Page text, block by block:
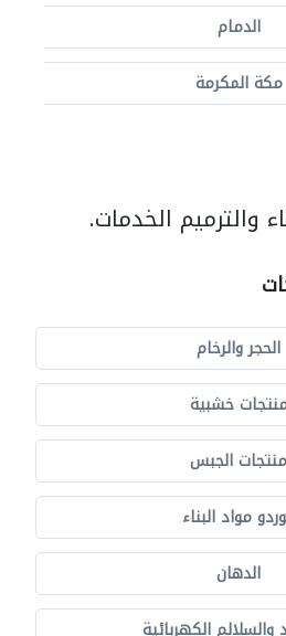
الدمام
مكة المكرمة
والترميم الخدمات.
الحجر والرخام
خشبية
منتجات الجبس
مواد البناء
الدهان
والسلالم الكهربائية